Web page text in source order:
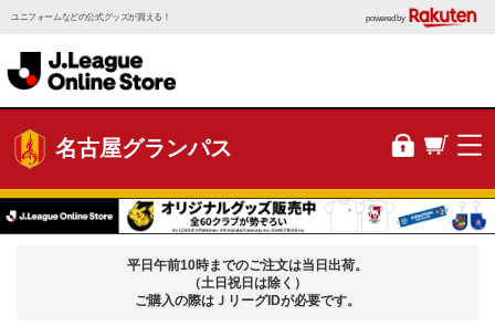
ユニフォームなどの公式グッズが買える！ powered by
名古屋グランパス
平日午前10時までのご注文は当日出荷。
（土日祝日は除く）
ご購入の際はＪリーグIDが必要です。